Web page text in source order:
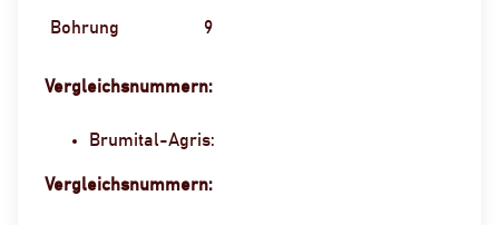
Bohrung 9
Vergleichsnummern:
Brumital-Agris:
Vergleichsnummern: